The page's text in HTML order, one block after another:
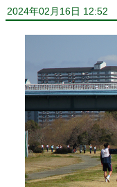
2024年02月16日 12:52